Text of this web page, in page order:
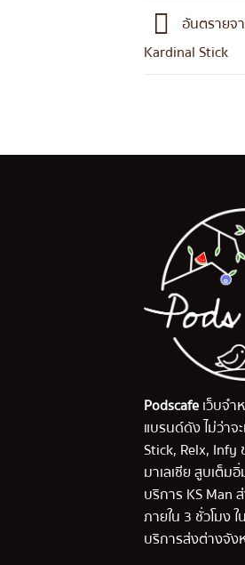
อันตรายจ
Kardinal Stick
Podscafeเว็บจำ
แบรนด์ดัง ไม่ว่าจ
Stick, Relx, Infy
มาเลเซีย สูบเต็
บริการ KS Man
ภายใน 3 ชั่วโมง
บริการส่งต่างจัง